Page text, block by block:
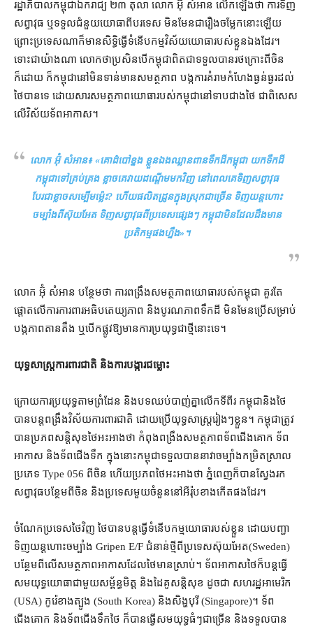
រដ្ឋាភិបាល​កម្ពុជា​ឯករាជ្យ ២៣ តុលា លោក អ៊ុំ សំអាន លើកឡើង​ថា ការទិញ​
សព្វាវុធ ឬ​ទទួល​ជំនួយ​យោធា​ពី​បរទេស មិនមែន​ជា​រឿង​ចម្លែក​នោះ​ឡើយ
ព្រោះ​ប្រទេស​ណា​ក៏​មាន​សិទ្ធិ​ធ្វើ​ទំនើប​កម្មវិស័យ​យោធា​របស់​ខ្លួនឯង​ដែរ​។
ទោះជា​យ៉ាងណា លោ​កថា​ប្រសិនបើ​កម្ពុជា​ពិតជា​ទទួល​បាន​រថក្រោះ​ពី​ចិន​
ក៏ដោយ ក៏​កម្ពុជា​នៅ​មិន​ទាន់​មាន​សមត្ថភាព បង្ក​ការ​គំរាមកំហែង​ធ្ងន់ធ្ងរ​ដល់​
ថៃ​បានទេ ដោយសារ​សមត្ថភាព​យោធា​របស់​កម្ពុជា​នៅ​ទាប​ជាង​ថៃ ជាពិសេស​
លើ​វិស័យ​ទ័ពអាកាស។
លោក អ៊ុំ សំអាន៖ «គោ​ដំបៅ​ខ្នង ខ្លួនឯង​ឈ្លានពាន​ទឹកដី​កម្ពុជា យក​ទឹកដី​
កម្ពុជា​ទៅ​គ្រប់គ្រង ខ្លាច​គេ​វាយ​ដណ្ដើម​មកវិញ នៅពេល​គេ​ទិញ​សព្វាវុធ
បែរជា​ខ្លាច​សម្បើម​ម្ល៉េះ​? ហើយ​ផលិត​ដ្រូន​ក្នុង​ស្រុក​ជាច្រើន ទិញ​យន្តហោះ​
ចម្បាំង​ពី​ស៊ុយអែត ទិញ​សព្វាវុធ​ពី​ប្រទេស​ផ្សេងៗ កម្ពុជា​មិនដែល​ដឹង​មាន​
ប្រតិកម្ម​ផង​ហ្នឹង»។
លោក អ៊ុំ សំអាន បន្ថែម​ថា កា​រពង្រឹង​សមត្ថភាព​យោធា​របស់​កម្ពុជា គួរតែ​
ផ្ដោត​លើ​ការ​ការពារ​អធិបតេយ្យភាព និង​បូរណភាព​ទឹកដី មិនមែន​ប្រើ​សម្រាប់​
បង្ក​ភាព​តានតឹង ឬ​បើកផ្លូវ​ឱ្យ​មាន​ការ​ប្រយុទ្ធ​ជាថ្មី​នោះ​ទេ។
យុទ្ធសាស្ត្រ​ការពារ​ជាតិ និង​ការ​បង្ការ​ជម្លោះ
ក្រោយ​ការ​ប្រយុទ្ធ​តាម​ព្រំដែន និង​បទ​ឈប់​បាញ់​គ្នា​លើក​ទី​ពីរ កម្ពុជា​និង​ថៃ
បាន​បន្ត​ពង្រឹង​វិស័យ​ការពារ​ជាតិ ដោយ​ប្រើ​យុទ្ធសាស្ត្រ​រៀងៗ​ខ្លួន​។ កម្ពុជា​ត្រូវ​
បាន​ប្រភព​សន្តិសុខ​ថៃ​អះអាង​ថា កំពុង​ពង្រឹងសមត្ថភាព​ទ័ពជើងគោក ទ័ព
អាកាស និង​ទ័ពជើងទឹក ក្នុង​នោះ​កម្ពុជា​ទទួល​បាន​នាវាចម្បាំង​កម្រិត​ស្រាល​
ប្រភេទ Type 056 ពី​ចិន ហើយ​ប្រភព​ថៃ​អះអាង​ថា ភ្នំពេញ​ក៏បាន​ស្វែងរក​
សព្វាវុធ​បន្ថែម​ពី​ចិន និង​ប្រទេស​មួយចំនួន​នៅ​អឺរ៉ុប​ខាងកើត​ផង​ដែរ។
ចំណែក​ប្រទេស​ថៃ​វិញ ថៃ​បាន​បន្ត​ធ្វើ​ទំនើបកម្ម​យោធា​របស់​ខ្លួន ដោយ​បញ្ជា​
ទិញ​យន្តហោះ​ចម្បាំង Gripen E/F ជំនាន់​ថ្មី​ពី​ប្រទេស​ស៊ុយអែត​(Sweden)
បន្ថែម​ពីលើ​សមត្ថភាព​អាកាស​ដែល​ថៃ​មាន​ស្រាប់​។ ទ័ពអាកាស​ថៃ​ក៏​បន្ត​ធ្វើ​
សមយុទ្ធ​យោធា​ជាមួយ​សម្ព័ន្ធមិត្ត និង​ដៃគូ​សន្តិសុខ ដូចជា សហរដ្ឋអាមេរិក​
(USA) កូរ៉េខាងត្បូង (South Korea) និង​សិង្ហបុរី (Singapore)​។ ទ័ព
ជើងគោក និង​ទ័ពជើងទឹក​ថៃ ក៏បាន​ធ្វើ​សមយុទ្ធ​ធំៗ​ជាច្រើន និង​ទទួល​បាន​